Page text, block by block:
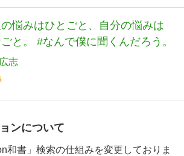
悩みはひとごと、自分の悩みは
と。 #なんで僕に聞くんだろう。
志
ンについて
和書」検索の仕組みを変更しておりま